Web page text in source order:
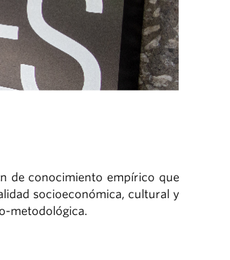
de conocimiento empírico que
socioeconómica, cultural y
metodológica.